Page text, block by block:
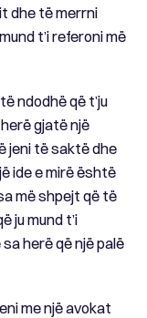
dhe të merrni
t’i referoni më
ndodhë që t’ju
gjatë një
jeni të saktë dhe
ide e mirë është
më shpejt që të
ju mund t’i
herë që një palë
me një avokat